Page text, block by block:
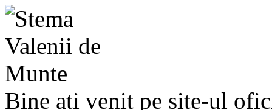
Bine ati venit pe site-ul